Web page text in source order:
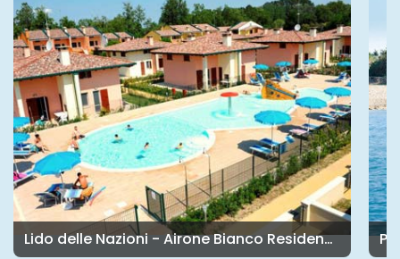
Lido delle Nazioni - Airone Bianco Residence Village